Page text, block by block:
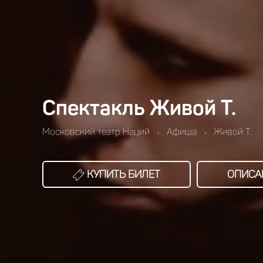
Спектакль Живой Т.
Московский театр Наций > Афиша > Живой Т.
КУПИТЬ БИЛЕТ